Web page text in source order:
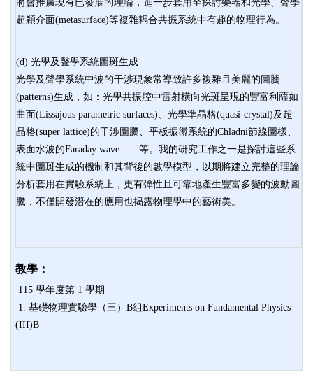
將會推廣現有已發展的理論，進一步套用至探討樂器和光學、聲學
超穎介面(metasurface)等複雜耦合共振系統中有趣的物理行為。
(d) 光學及聲學系統圖斑生成
光學及聲學系統中波的干涉現象常導致許多複雜且美麗的圖騰
(patterns)生成，如：光學共振腔中雷射橫向光斑呈現的豐富利薩如
曲面(Lissajous parametric surfaces)、光學準晶格(quasi-crystal)及超
晶格(super lattice)的干涉圖騰、平板振盪系統的Chladni節線圖樣、
表面水波的Faraday wave……等。我的研究工作之一是探討這些系
統中圖斑生成的機制和其背後的數學模型，以期將建立完整的理論
分析套用在實驗系統上，更有彈性且可靠地產生豐富多變的波動圖
騰，不僅開發潛在的應用也揭露物理學中的藝術美。
教學：
115 學年度第 1 學期
1. 基礎物理實驗學（三）B組Experiments on Fundamental Physics
(III)B